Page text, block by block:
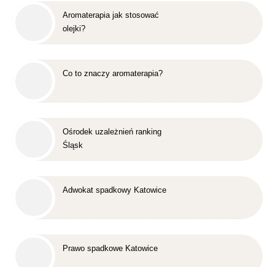
Aromaterapia jak stosować
olejki?
Co to znaczy aromaterapia?
Ośrodek uzależnień ranking
Śląsk
Adwokat spadkowy Katowice
Prawo spadkowe Katowice